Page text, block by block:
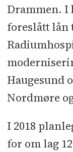
Drammen. I
foreslått
Haugesund
Nordmøre
I 2018
for om lag